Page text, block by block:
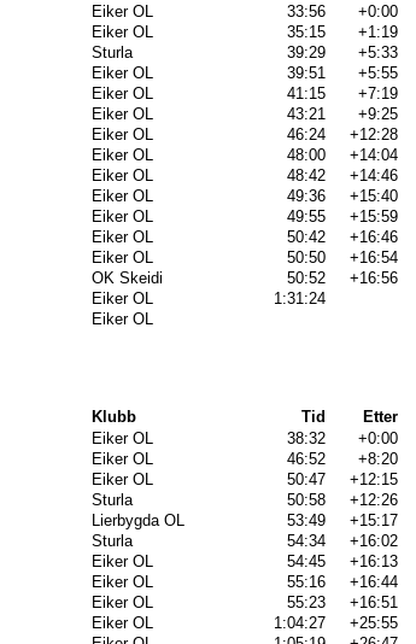
Eiker OL 33:56 +0:00
Eiker OL 35:15 +1:19
Sturla 39:29 +5:33
Eiker OL 39:51 +5:55
Eiker OL 41:15 +7:19
Eiker OL 43:21 +9:25
Eiker OL 46:24 +12:28
Eiker OL 48:00 +14:04
Eiker OL 48:42 +14:46
Eiker OL 49:36 +15:40
Eiker OL 49:55 +15:59
Eiker OL 50:42 +16:46
Eiker OL 50:50 +16:54
OK Skeidi 50:52 +16:56
Eiker OL 1:31:24
Eiker OL
Klubb Tid Etter
Eiker OL 38:32 +0:00
Eiker OL 46:52 +8:20
Eiker OL 50:47 +12:15
Sturla 50:58 +12:26
Lierbygda OL 53:49 +15:17
Sturla 54:34 +16:02
Eiker OL 54:45 +16:13
Eiker OL 55:16 +16:44
Eiker OL 55:23 +16:51
Eiker OL 1:04:27 +25:55